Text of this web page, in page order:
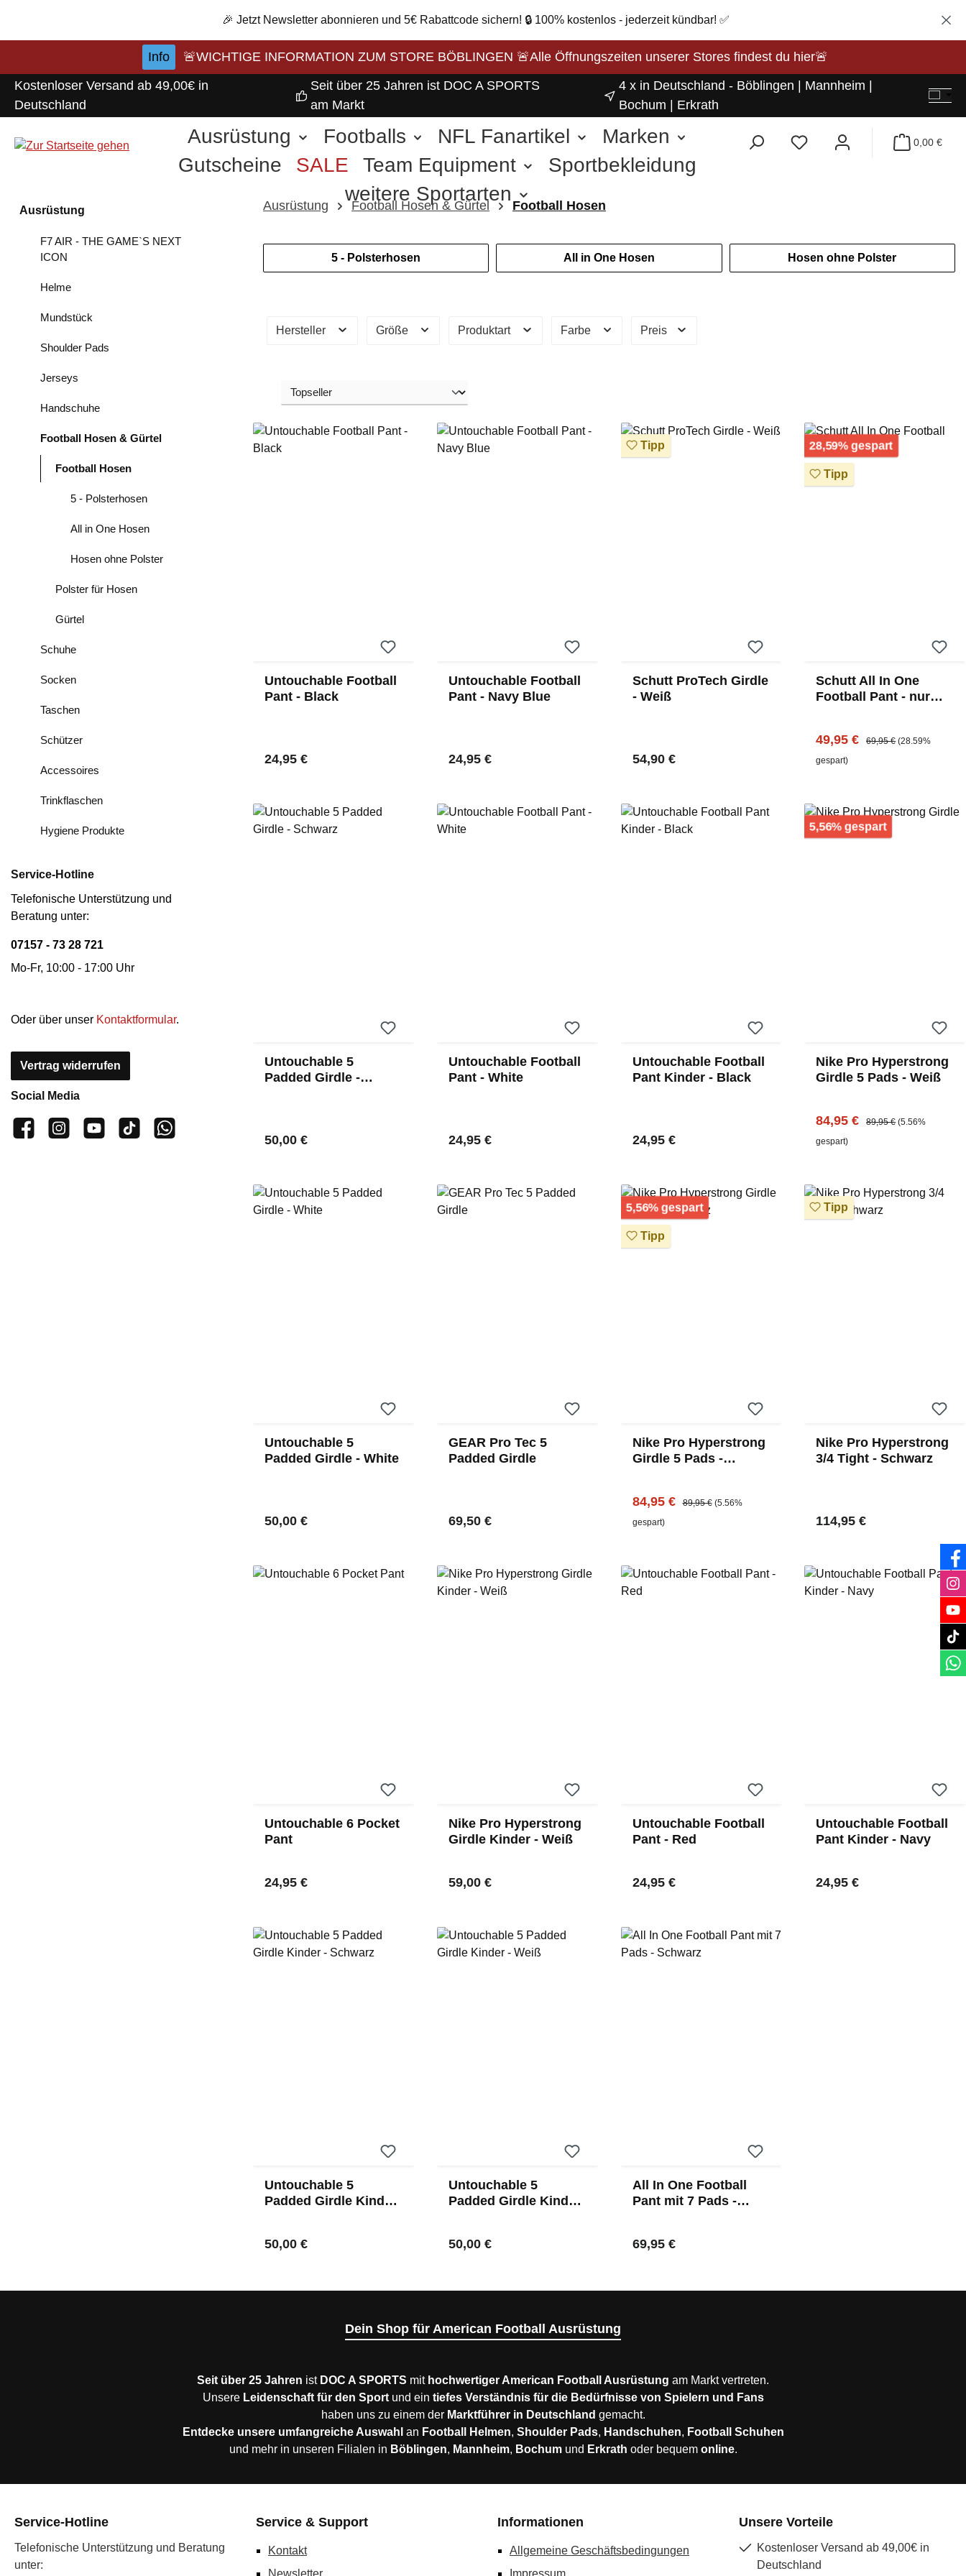
🎉 Jetzt Newsletter abonnieren und 5€ Rabattcode sichern! 🔒 100% kostenlos - jederzeit kündbar! ✅
Info
🚨WICHTIGE INFORMATION ZUM STORE BÖBLINGEN 🚨Alle Öffnungszeiten unserer Stores findest du hier🚨
Kostenloser Versand ab 49,00€ in
Deutschland
Seit über 25 Jahren ist DOC A SPORTS
am Markt
4 x in Deutschland - Böblingen | Mannheim |
Bochum | Erkrath
Ausrüstung Footballs NFL Fanartikel
Marken
Gutscheine
SALE Team Equipment
Sportbekleidung
weitere Sportarten
0,00 €
Ausrüstung
F7 AIR - THE GAME`S NEXT
ICON
Helme
Mundstück
Shoulder Pads
Jerseys
Handschuhe
Football Hosen & Gürtel
Football Hosen
5 - Polsterhosen
All in One Hosen
Hosen ohne Polster
Polster für Hosen
Gürtel
Schuhe
Socken
Taschen
Schützer
Accessoires
Trinkflaschen
Hygiene Produkte
Service-Hotline
Telefonische Unterstützung und
Beratung unter:
07157 - 73 28 721
Mo-Fr, 10:00 - 17:00 Uhr
Oder über unser Kontaktformular.
Vertrag widerrufen
Social Media
👍 4.500 Gefällt mir
📸 38.000 Follower
📺 20 Abonnenten
🎵1.800 Follower
Kanal abonnieren
Ausrüstung Football Hosen & Gürtel Football Hosen
5 - Polsterhosen All in One Hosen Hosen ohne Polster
Hersteller Größe Produktart Farbe Preis
Untouchable Football
Pant - Black
Regulärer Preis:
24,95 €
Untouchable Football
Pant - Navy Blue
Regulärer Preis:
24,95 €
Tipp
Schutt ProTech Girdle
- Weiß
Regulärer Preis:
54,90 €
28,59% gespart
Tipp
Schutt All In One
Football Pant - nur
Verkaufspreis:
49,95 € Regulärer Preis:
69,95 € (28.59%
gespart)
Untouchable 5
Padded Girdle -
Regulärer Preis:
50,00 €
Untouchable Football
Pant - White
Regulärer Preis:
24,95 €
Untouchable Football
Pant Kinder - Black
Regulärer Preis:
24,95 €
5,56% gespart
Nike Pro Hyperstrong
Girdle 5 Pads - Weiß
Verkaufspreis:
84,95 € Regulärer Preis:
89,95 € (5.56%
gespart)
Untouchable 5
Padded Girdle - White
Regulärer Preis:
50,00 €
GEAR Pro Tec 5
Padded Girdle
Regulärer Preis:
69,50 €
5,56% gespart Rabatt
Tipp
Nike Pro Hyperstrong
Girdle 5 Pads -
Verkaufspreis:
84,95 € Regulärer Preis:
89,95 € (5.56%
gespart)
Tipp
Nike Pro Hyperstrong
3/4 Tight - Schwarz
Regulärer Preis:
114,95 €
Untouchable 6 Pocket
Pant
Regulärer Preis:
24,95 €
Nike Pro Hyperstrong
Girdle Kinder - Weiß
Regulärer Preis:
59,00 €
Untouchable Football
Pant - Red
Regulärer Preis:
24,95 €
Untouchable Football
Pant Kinder - Navy
Regulärer Preis:
24,95 €
Untouchable 5
Padded Girdle Kinder
Regulärer Preis:
50,00 €
Untouchable 5
Padded Girdle Kinder
Regulärer Preis:
50,00 €
All In One Football
Pant mit 7 Pads -
Regulärer Preis:
69,95 €
Dein Shop für American Football Ausrüstung
Seit über 25 Jahren ist DOC A SPORTS mit hochwertiger American Football Ausrüstung am Markt vertreten.
Unsere Leidenschaft für den Sportund ein tiefes Verständnis für die Bedürfnisse von Spielern und Fans
haben uns zu einem der Marktführer in Deutschland gemacht.
Entdecke unsere umfangreiche Auswahl an Football Helmen, Shoulder Pads, Handschuhen, Football Schuhen
und mehr in unseren Filialen in Böblingen, Mannheim, Bochumund Erkrath oder bequem online.
Service-Hotline
Telefonische Unterstützung und Beratung
unter:
Service & Support
Kontakt
Newsletter
Informationen
Allgemeine Geschäftsbedingungen
Impressum
Unsere Vorteile
Kostenloser Versand ab 49,00€ in
Deutschland